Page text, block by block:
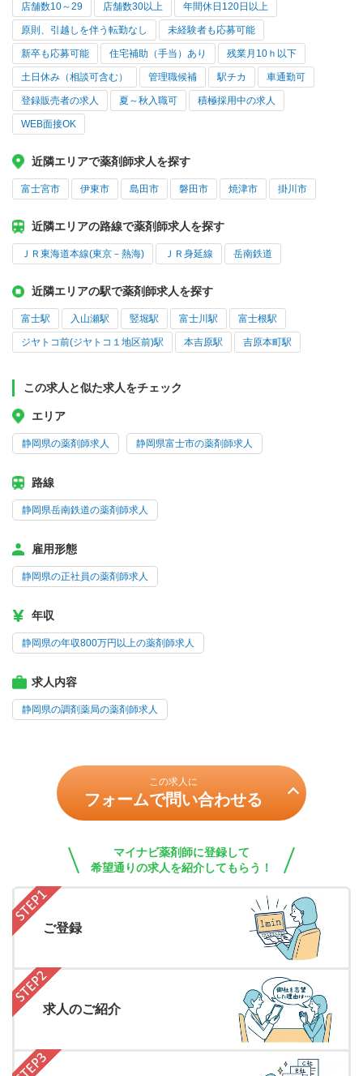
店舗数10～29 店舗数30以上 年間休日120日以上
原則、引越しを伴う転勤なし 未経験者も応募可能
新卒も応募可能 住宅補助（手当）あり 残業月10ｈ以下
土日休み（相談可含む） 管理職候補 駅チカ 車通勤可
登録販売者の求人 夏～秋入職可 積極採用中の求人
WEB面接OK
近隣エリアで薬剤師求人を探す
富士宮市 伊東市 島田市 磐田市 焼津市 掛川市
近隣エリアの路線で薬剤師求人を探す
ＪＲ東海道本線(東京－熱海) ＪＲ身延線 岳南鉄道
近隣エリアの駅で薬剤師求人を探す
富士駅 入山瀬駅 竪堀駅 富士川駅 富士根駅
ジヤトコ前(ジヤトコ１地区前)駅 本吉原駅 吉原本町駅
この求人と似た求人をチェック
エリア
静岡県の薬剤師求人 静岡県富士市の薬剤師求人
路線
静岡県岳南鉄道の薬剤師求人
雇用形態
静岡県の正社員の薬剤師求人
年収
静岡県の年収800万円以上の薬剤師求人
求人内容
静岡県の調剤薬局の薬剤師求人
この求人に
フォームで問い合わせる
マイナビ薬剤師に登録して
希望通りの求人を紹介してもらう！
ご登録
求人のご紹介